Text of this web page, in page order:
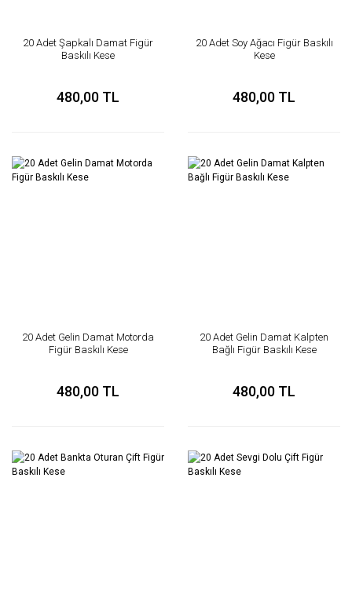
20 Adet Şapkalı Damat Figür
Baskılı Kese
480,00 TL
20 Adet Soy Ağacı Figür Baskılı
Kese
480,00 TL
20 Adet Gelin Damat Motorda
Figür Baskılı Kese
480,00 TL
20 Adet Gelin Damat Kalpten
Bağlı Figür Baskılı Kese
480,00 TL